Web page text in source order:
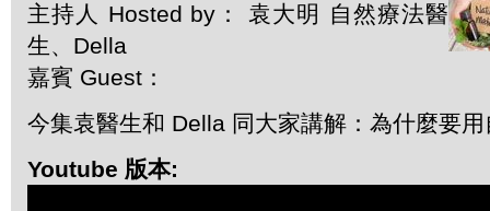
主持人 Hosted by： 袁大明 自然療法醫
生、Della
嘉賓 Guest：
今集袁醫生和 Della 同大家講解：為什麼要
Youtube 版本: